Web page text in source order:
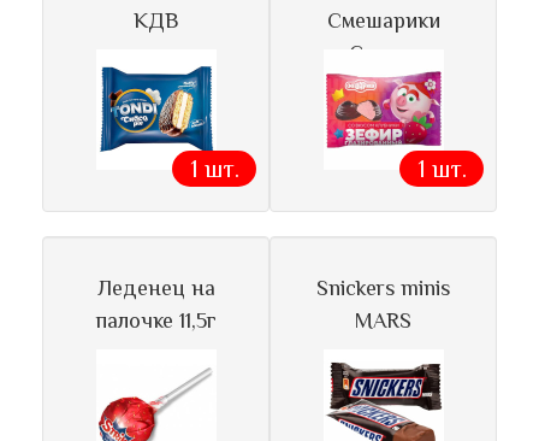
КДВ
1 шт.
Смешарики
Сласти
1 шт.
Леденец на
палочке 11,5г
Snickers minis
MARS